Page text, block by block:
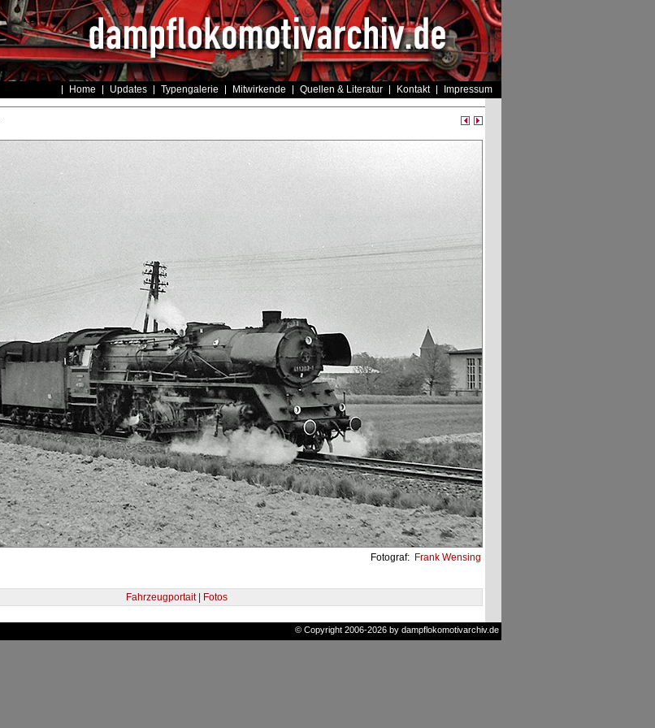
Home Updates Typengalerie Mitwirkende Quellen & Literatur Kontakt Impressum
Fotograf: Frank Wensing
Fahrzeugportait | Fotos
© Copyright 2006-2026 by dampflokomotivarchiv.de